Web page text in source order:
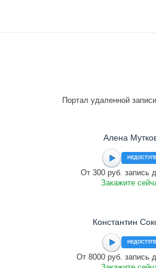
Портал удаленной
Алена
От 300 руб. запись
Закажите
Константин
От 8000 руб. запись